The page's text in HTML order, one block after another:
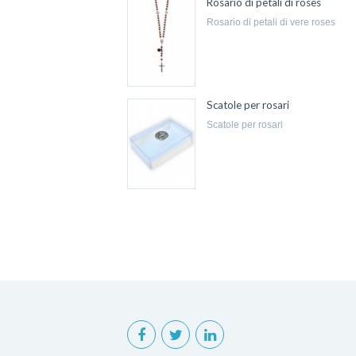
rosario di petali di vere roses
Scatole per rosari
scatole per rosari